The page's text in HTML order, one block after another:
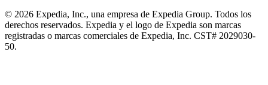
© 2026 Expedia, Inc., una empresa de Expedia Group. Todos los
derechos reservados. Expedia y el logo de Expedia son marcas
registradas o marcas comerciales de Expedia, Inc. CST# 2029030-
50.